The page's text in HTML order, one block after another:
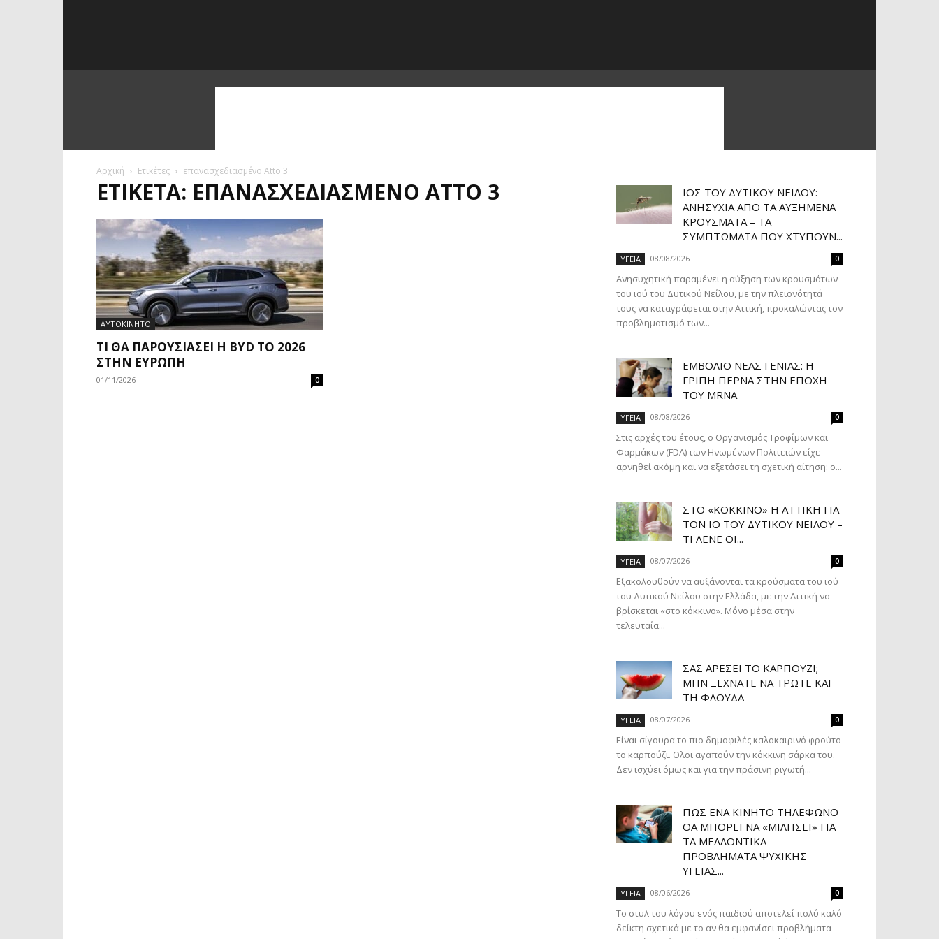
Αρχική Ετικέτες επανασχεδιασμένο Atto 3
ΕΤΙΚΈΤΑ: ΕΠΑΝΑΣΧΕΔΙΑΣΜΈΝΟ ATTO 3
ΑΥΤΟΚΙΝΗΤΟ
ΤΙ ΘΑ ΠΑΡΟΥΣΙΆΣΕΙ Η BYD ΤΟ 2026
ΣΤΗΝ ΕΥΡΏΠΗ
01/11/2026 0
ΙΌΣ ΤΟΥ ΔΥΤΙΚΟΎ ΝΕΊΛΟΥ:
ΑΝΗΣΥΧΊΑ ΑΠΌ ΤΑ ΑΥΞΗΜΈΝΑ
ΚΡΟΎΣΜΑΤΑ – ΤΑ
ΣΥΜΠΤΏΜΑΤΑ ΠΟΥ ΧΤΥΠΟΎΝ...
ΥΓΕΙΑ 08/08/2026 0
Ανησυχητική παραμένει η αύξηση των κρουσμάτων
του ιού του Δυτικού Νείλου, με την πλειονότητά
τους να καταγράφεται στην Αττική, προκαλώντας τον
προβληματισμό των...
ΕΜΒΌΛΙΟ ΝΈΑΣ ΓΕΝΙΆΣ: Η
ΓΡΊΠΗ ΠΕΡΝΆ ΣΤΗΝ ΕΠΟΧΉ
ΤΟΥ MRNA
ΥΓΕΙΑ 08/08/2026 0
Στις αρχές του έτους, ο Οργανισμός Τροφίμων και
Φαρμάκων (FDA) των Ηνωμένων Πολιτειών είχε
αρνηθεί ακόμη και να εξετάσει τη σχετική αίτηση: ο...
ΣΤΟ «ΚΌΚΚΙΝΟ» Η ΑΤΤΙΚΉ ΓΙΑ
ΤΟΝ ΙΌ ΤΟΥ ΔΥΤΙΚΟΎ ΝΕΊΛΟΥ –
ΤΙ ΛΈΝΕ ΟΙ...
ΥΓΕΙΑ 08/07/2026 0
Εξακολουθούν να αυξάνονται τα κρούσματα του ιού
του Δυτικού Νείλου στην Ελλάδα, με την Αττική να
βρίσκεται «στο κόκκινο». Μόνο μέσα στην
τελευταία...
ΣΑΣ ΑΡΈΣΕΙ ΤΟ ΚΑΡΠΟΎΖΙ;
ΜΗΝ ΞΕΧΝΆΤΕ ΝΑ ΤΡΏΤΕ ΚΑΙ
ΤΗ ΦΛΟΎΔΑ
ΥΓΕΙΑ 08/07/2026 0
Eίναι σίγουρα το πιο δημοφιλές καλοκαιρινό φρούτο
το καρπούζι. Ολοι αγαπούν την κόκκινη σάρκα του.
Δεν ισχύει όμως και για την πράσινη ριγωτή...
ΠΏΣ ΈΝΑ ΚΙΝΗΤΌ ΤΗΛΈΦΩΝΟ
ΘΑ ΜΠΟΡΕΊ ΝΑ «ΜΙΛΉΣΕΙ» ΓΙΑ
ΤΑ ΜΕΛΛΟΝΤΙΚΆ
ΠΡΟΒΛΉΜΑΤΑ ΨΥΧΙΚΉΣ
ΥΓΕΊΑΣ...
ΥΓΕΙΑ 08/06/2026 0
Το στυλ του λόγου ενός παιδιού αποτελεί πολύ καλό
δείκτη σχετικά με το αν θα εμφανίσει προβλήματα